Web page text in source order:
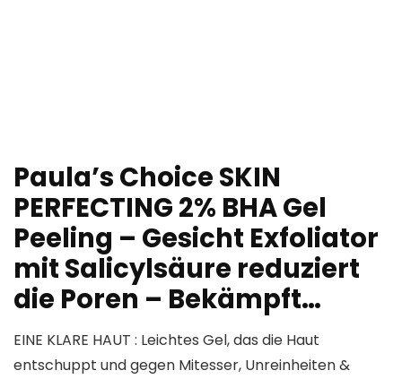
Paula’s Choice SKIN
PERFECTING 2% BHA Gel
Peeling – Gesicht Exfoliator
mit Salicylsäure reduziert
die Poren – Bekämpft…
EINE KLARE HAUT : Leichtes Gel, das die Haut
entschuppt und gegen Mitesser, Unreinheiten &